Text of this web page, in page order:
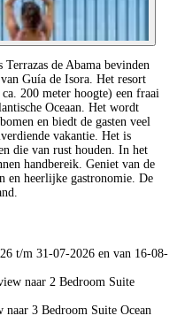
de Abama bevinden
Guía de Isora. Het resort
200 meter hoogte) een fraai
Oceaan. Het wordt
en biedt de gasten veel
vakantie. Het is
die van rust houden. In het
handbereik. Geniet van de
en heerlijke gastronomie. De
t/m 31-07-2026 en van 16-08-
naar 2 Bedroom Suite
naar 3 Bedroom Suite Ocean